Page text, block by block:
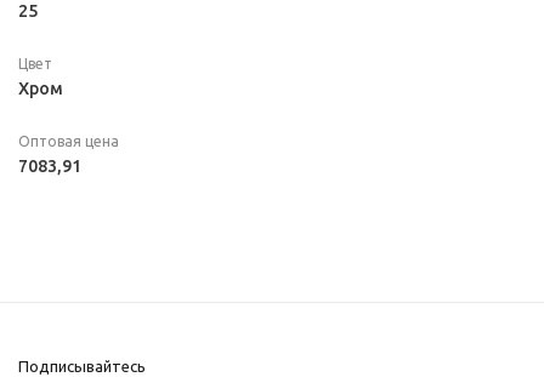
25
Цвет
Хром
Оптовая цена
7083,91
Подписывайтесь